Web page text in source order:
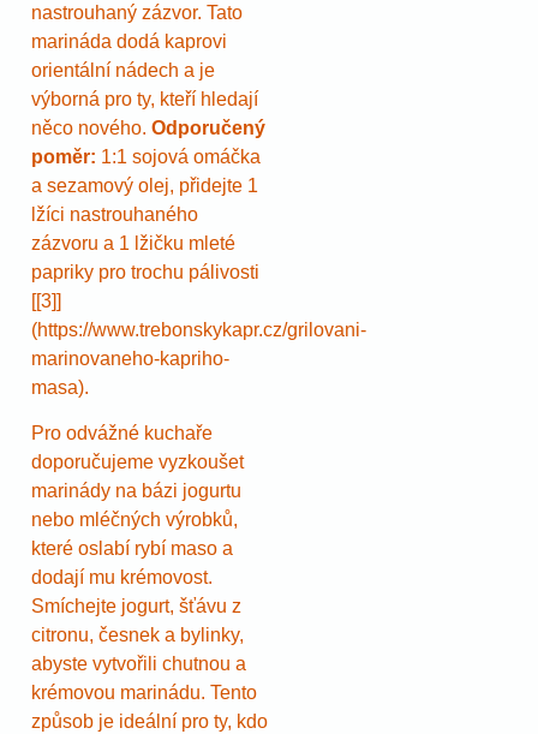
nastrouhaný zázvor. Tato
marináda dodá kaprovi
orientální nádech a je
výborná pro ty, kteří hledají
něco nového. Odporučený
poměr: 1:1 sojová omáčka
a sezamový olej, přidejte 1
lžíci nastrouhaného
zázvoru a 1 lžičku mleté
papriky pro trochu pálivosti
[[3]]
(https://www.trebonskykapr.cz/grilovani-
marinovaneho-kapriho-
masa).
Pro odvážné kuchaře
doporučujeme vyzkoušet
marinády na bázi jogurtu
nebo mléčných výrobků,
které oslabí rybí maso a
dodají mu krémovost.
Smíchejte jogurt, šťávu z
citronu, česnek a bylinky,
abyste vytvořili chutnou a
krémovou marinádu. Tento
způsob je ideální pro ty, kdo